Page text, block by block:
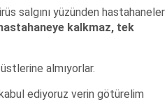
salgını yüzünden hastahaneler
kalkmaz, tek
almıyorlar.
ediyoruz verin götürelim